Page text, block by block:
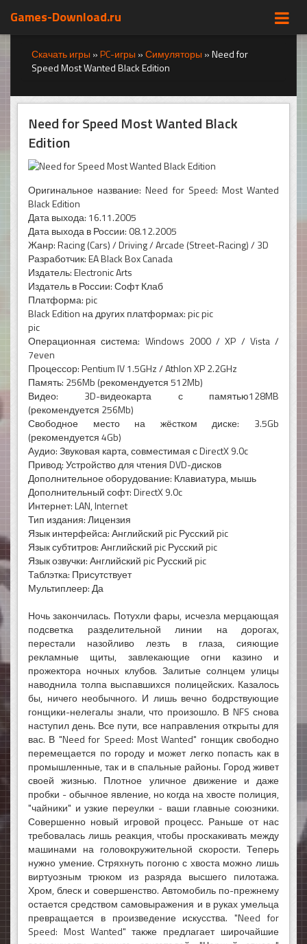
Games-Download.ru
Скачать игры »PC-игры »Симуляторы »Need for
Speed Most Wanted Black Edition
Need for Speed Most Wanted Black
Edition
Оригинальное название: Need for Speed: Most Wanted
Black Edition
Дата выхода: 16.11.2005
Дата выхода в России: 08.12.2005
Жанр: Racing (Cars) / Driving / Arcade (Street-Racing) / 3D
Разработчик: EA Black Box Canada
Издатель: Electronic Arts
Издатель в России: Софт Клаб
Платформа: pic
Black Edition на других платформах: pic pic
pic
Операционная система: Windows 2000 / XP / Vista /
7even
Процессор: Pentium IV 1.5GHz / Athlon XP 2.2GHz
Память: 256Mb (рекомендуется 512Mb)
Видео: 3D-видеокарта с памятью128MB
(рекомендуется 256Mb)
Свободное место на жёстком диске: 3.5Gb
(рекомендуется 4Gb)
Аудио: Звуковая карта, совместимая с DirectX 9.0c
Привод: Устройство для чтения DVD-дисков
Дополнительное оборудование: Клавиатура, мышь
Дополнительный софт: DirectX 9.0c
Интернет: LAN, Internet
Тип издания: Лицензия
Язык интерфейса: Английский pic Русский pic
Язык субтитров: Английский pic Русский pic
Язык озвучки: Английский pic Русский pic
Таблэтка: Присутствует
Мультиплеер: Да
Ночь закончилась. Потухли фары, исчезла мерцающая
подсветка разделительной линии на дорогах,
перестали назойливо лезть в глаза, сияющие
рекламные щиты, завлекающие огни казино и
прожектора ночных клубов. Залитые солнцем улицы
наводнила толпа выспавшихся полицейских. Казалось
бы, ничего необычного. И лишь вечно бодрствующие
гонщики-нелегалы знали, что произошло. В NFS снова
наступил день. Все пути, все направления открыты для
вас. В "Need for Speed: Most Wanted" гонщик свободно
перемещается по городу и может легко попасть как в
промышленные, так и в спальные районы. Город живет
своей жизнью. Плотное уличное движение и даже
пробки - обычное явление, но когда на хвосте полиция,
"чайники" и узкие переулки - ваши главные союзники.
Совершенно новый игровой процесс. Раньше от нас
требовалась лишь реакция, чтобы проскакивать между
машинами на головокружительной скорости. Теперь
нужно умение. Стряхнуть погоню с хвоста можно лишь
виртуозным трюком из разряда высшего пилотажа.
Хром, блеск и совершенство. Автомобиль по-прежнему
остается средством самовыражения и в руках умельца
превращается в произведение искусства. "Need for
Speed: Most Wanted" также предлагает широчайшие